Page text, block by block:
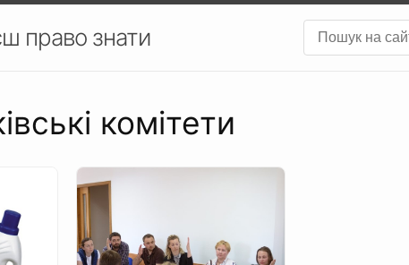
право знати
комітети